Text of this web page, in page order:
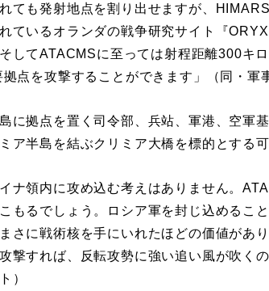
ても発射地点を割り出せますが、
ているオランダの戦争研究サイト『
してATACMSに至っては射程距離300キ
点を攻撃することができます」（同・軍
に拠点を置く司令部、兵站、軍港、空軍
ア半島を結ぶクリミア大橋を標的とする可
ナ領内に攻め込む考えはありません。
もるでしょう。ロシア軍を封じ込めるこ
さに戦術核を手にいれたほどの価値があ
撃すれば、反転攻勢に強い追い風が吹く
）